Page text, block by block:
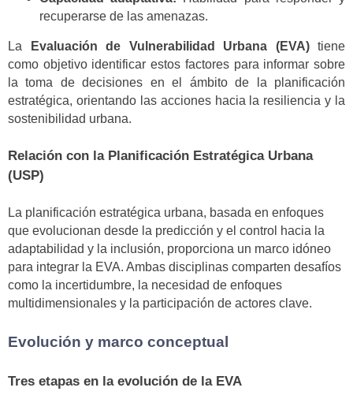
recuperarse de las amenazas.
La Evaluación de Vulnerabilidad Urbana (EVA)tiene
como objetivo identificar estos factores para informar sobre
la toma de decisiones en el ámbito de la planificación
estratégica, orientando las acciones hacia la resiliencia y la
sostenibilidad urbana.
Relación con la Planificación Estratégica Urbana
(USP)
La planificación estratégica urbana, basada en enfoques
que evolucionan desde la predicción y el control hacia la
adaptabilidad y la inclusión, proporciona un marco idóneo
para integrar la EVA. Ambas disciplinas comparten desafíos
como la incertidumbre, la necesidad de enfoques
multidimensionales y la participación de actores clave.
Evolución y marco conceptual
Tres etapas en la evolución de la EVA